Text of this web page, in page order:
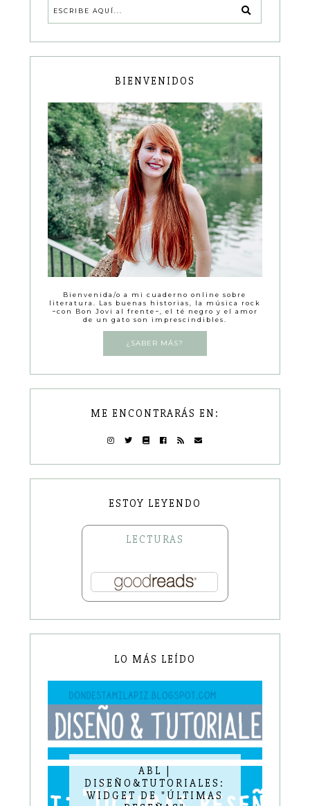
BIENVENIDOS
Bienvenida/o a mi cuaderno online sobre
literatura. Las buenas historias, la música rock
−con Bon Jovi al frente−, el té negro y el amor
de un gato son imprescindibles.
¿SABER MÁS?
ME ENCONTRARÁS EN:
ESTOY LEYENDO
LECTURAS
LO MÁS LEÍDO
ABL |
DISEÑO&TUTORIALES:
WIDGET DE "ÚLTIMAS